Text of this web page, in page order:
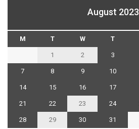
August 2023
M T W T
1 2 3
7 8 9 10
14 15 16 17
21 22 23 24
28 29 30
31